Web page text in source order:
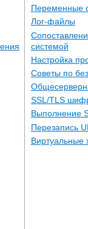
Переменные
Лог-файлы
системой
Настройка
Советы по
SSL/TLS
Выполнение
Перезапись
Виртуальные